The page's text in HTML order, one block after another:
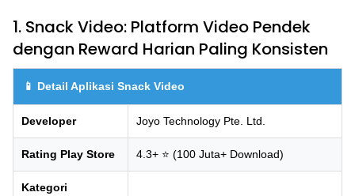
1. Snack Video: Platform Video Pendek
dengan Reward Harian Paling Konsisten
📱 Detail Aplikasi Snack Video
Developer Joyo Technology Pte. Ltd.
Rating Play Store 4.3+ ⭐ (100 Juta+ Download)
Kategori